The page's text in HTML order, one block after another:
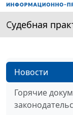
Судебная
Новости
Горячие